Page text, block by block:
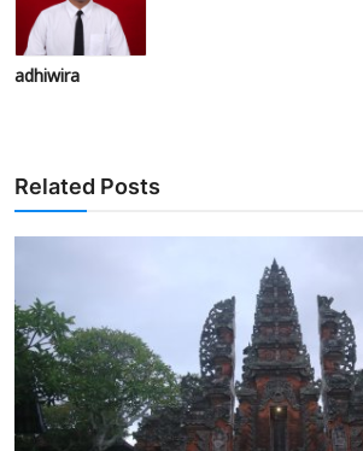
adhiwira
Related Posts